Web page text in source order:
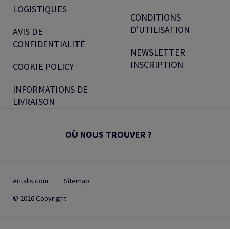
LOGISTIQUES
AVIS DE
CONFIDENTIALITÉ
COOKIE POLICY
INFORMATIONS DE
LIVRAISON
CONDITIONS
D’UTILISATION
NEWSLETTER
INSCRIPTION
OÙ NOUS TROUVER ?
Antalis.com
Sitemap
© 2026 Copyright